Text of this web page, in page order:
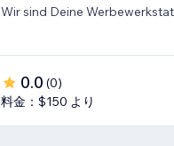
Wir sind Deine
0.0 (0)
料金：$150 より